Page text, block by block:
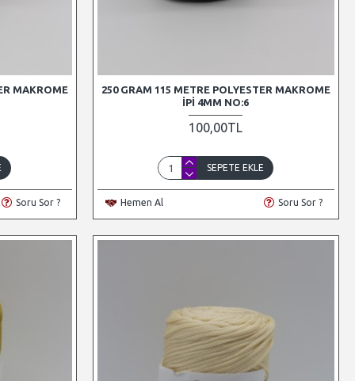
MAKROME
Soru Sor ?
250 GRAM 115 METRE POLYESTER MAKROME
İPI 4MM NO:6
100,00TL
SEPETE EKLE
Hemen Al Soru Sor ?